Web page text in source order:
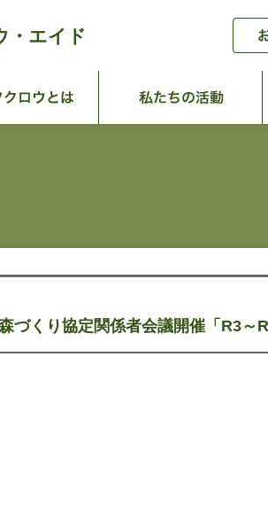
・エイド
シマフクロウとは
づくり協定関係者会議開催「R3～